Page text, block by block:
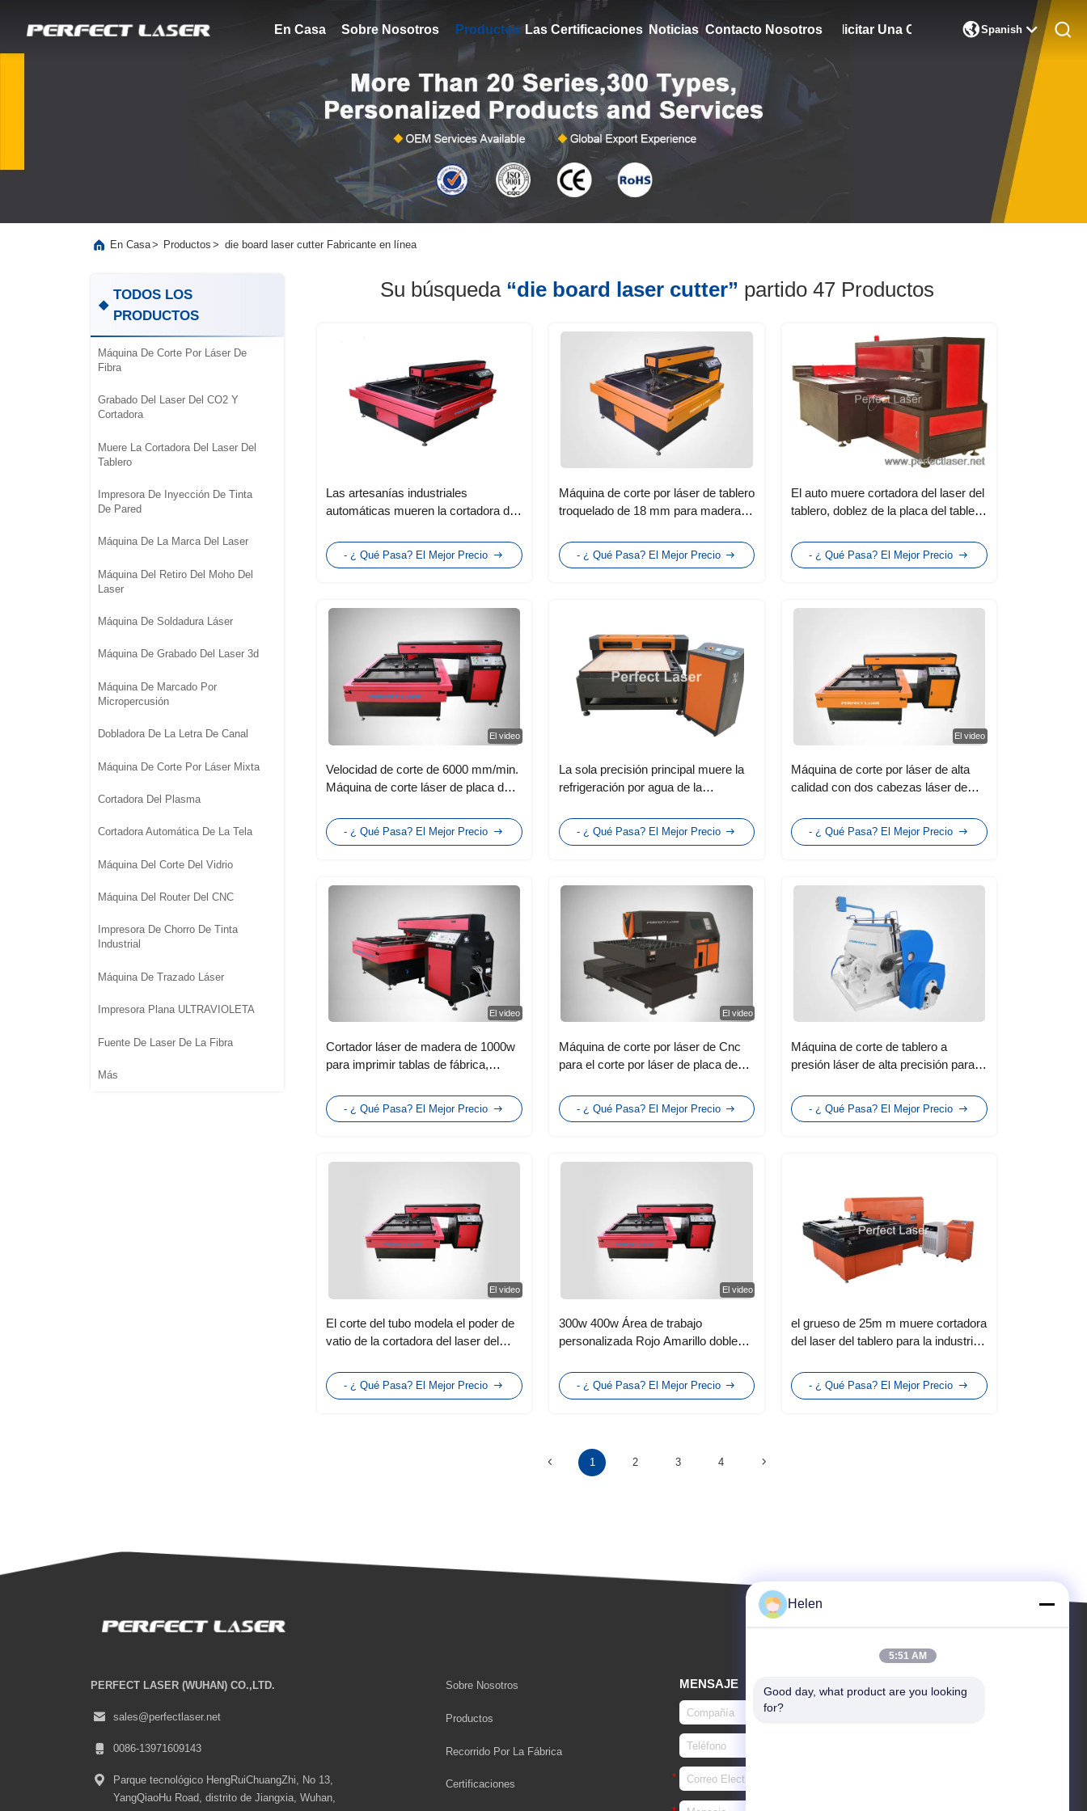
En Casa Sobre Nosotros Productos Las Certificaciones Noticias Contacto Nosotros Solicitar Una Cita Spanish 
En Casa> Productos > die board laser cutter Fabricante en línea
TODOS LOS
PRODUCTOS
Máquina De Corte Por Láser De
Fibra
Grabado Del Laser Del CO2 Y
Cortadora
Muere La Cortadora Del Laser Del
Tablero
Impresora De Inyección De Tinta
De Pared
Máquina De La Marca Del Laser
Máquina Del Retiro Del Moho Del
Laser
Máquina De Soldadura Láser
Máquina De Grabado Del Laser 3d
Máquina De Marcado Por
Micropercusión
Dobladora De La Letra De Canal
Máquina De Corte Por Láser Mixta
Cortadora Del Plasma
Cortadora Automática De La Tela
Máquina Del Corte Del Vidrio
Máquina Del Router Del CNC
Impresora De Chorro De Tinta
Industrial
Máquina De Trazado Láser
Impresora Plana ULTRAVIOLETA
Fuente De Laser De La Fibra
Más
Su búsqueda “die board laser cutter” partido 47 Productos
Las artesanías industriales
automáticas mueren la cortadora del
del laser del tablero
- ¿ Qué Pasa? El Mejor Precio
Máquina de corte por láser de tablero
troquelado de 18 mm para madera,
- ¿ Qué Pasa? El Mejor Precio
El auto muere cortadora del laser del
tablero, doblez de la placa del tablero
- ¿ Qué Pasa? El Mejor Precio
El video
Velocidad de corte de 6000 mm/min.
Máquina de corte láser de placa de
contrachapada
- ¿ Qué Pasa? El Mejor Precio
La sola precisión principal muere la
refrigeración por agua de la
- ¿ Qué Pasa? El Mejor Precio
El video
Máquina de corte por láser de alta
calidad con dos cabezas láser de
- ¿ Qué Pasa? El Mejor Precio
El video
Cortador láser de madera de 1000w
para imprimir tablas de fábrica,
autoadhesivas, tablas de madera,
cuero
- ¿ Qué Pasa? El Mejor Precio
El video
Máquina de corte por láser de Cnc
para el corte por láser de placa de
la industria de corte por inyección de
dióxido de carbono y fabricante de
- ¿ Qué Pasa? El Mejor Precio
Máquina de corte de tablero a
presión láser de alta precisión para
- ¿ Qué Pasa? El Mejor Precio
El video
El corte del tubo modela el poder de
vatio de la cortadora del laser del
- ¿ Qué Pasa? El Mejor Precio
El video
300w 400w Área de trabajo
personalizada Rojo Amarillo doble
vidrio placa láser máquina de corte
- ¿ Qué Pasa? El Mejor Precio
el grueso de 25m m muere cortadora
del laser del tablero para la industria
- ¿ Qué Pasa? El Mejor Precio
1 2 3 4
PERFECT LASER (WUHAN) CO.,LTD.
sales@perfectlaser.net
0086-13971609143
Parque tecnológico HengRuiChuangZhi, No 13,
YangQiaoHu Road, distrito de Jiangxia, Wuhan,
Sobre Nosotros
Productos
Recorrido Por La Fábrica
Certificaciones
MENSAJE
Helen
5:51 AM
Good day, what product are you looking
for?